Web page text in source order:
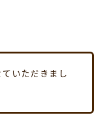
いただきまし